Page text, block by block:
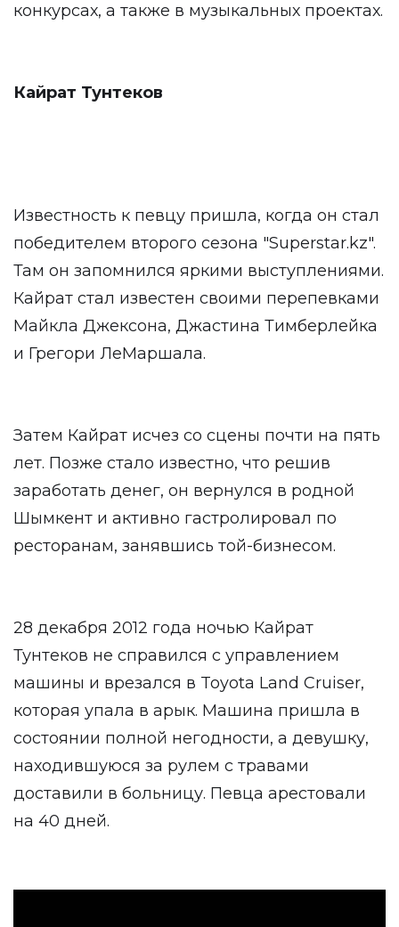
конкурсах, а также в музыкальных проектах.
Кайрат Тунтеков
Известность к певцу пришла, когда он стал
победителем второго сезона "Superstar.kz".
Там он запомнился яркими выступлениями.
Кайрат стал известен своими перепевками
Майкла Джексона, Джастина Тимберлейка
и Грегори ЛеМаршала.
Затем Кайрат исчез со сцены почти на пять
лет. Позже стало известно, что решив
заработать денег, он вернулся в родной
Шымкент и активно гастролировал по
ресторанам, занявшись той-бизнесом.
28 декабря 2012 года ночью Кайрат
Тунтеков не справился с управлением
машины и врезался в Toyota Land Cruiser,
которая упала в арык. Машина пришла в
состоянии полной негодности, а девушку,
находившуюся за рулем с травами
доставили в больницу. Певца арестовали
на 40 дней.